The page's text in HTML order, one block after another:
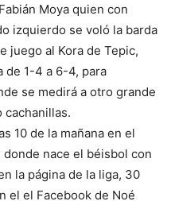
Moya quien con
izquierdo se voló la barda
juego al Kora de Tepic,
de 1-4 a 6-4, para
se medirá a otro grande
cachanillas.
10 de la mañana en el
nace el béisbol con
la página de la liga, 30
el el Facebook de Noé